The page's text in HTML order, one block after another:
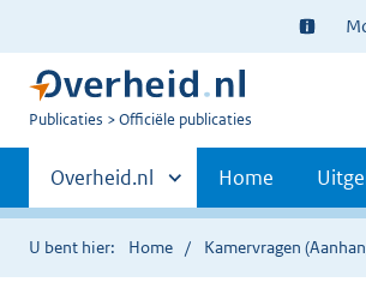
Ter
U
Publicaties Officiële publicaties
Primaire
navigatie
Andere
sites
binnen
Overheid.nl Home
U bent hier: Home Kamervragen